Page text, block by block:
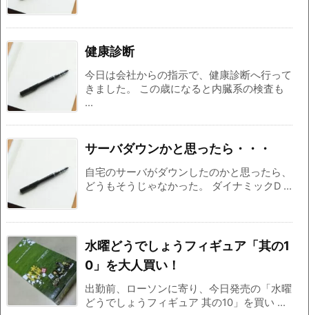
健康診断
今日は会社からの指示で、健康診断へ行って
きました。 この歳になると内臓系の検査も
...
サーバダウンかと思ったら・・・
自宅のサーバがダウンしたのかと思ったら、
どうもそうじゃなかった。 ダイナミックD ...
水曜どうでしょうフィギュア「其の1
0」を大人買い！
出勤前、ローソンに寄り、今日発売の「水曜
どうでしょうフィギュア 其の10」を買い ...